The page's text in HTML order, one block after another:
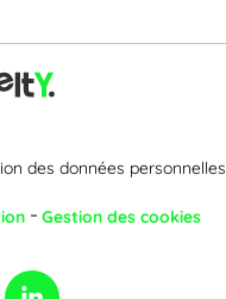
des données personnelles
Gestion des cookies